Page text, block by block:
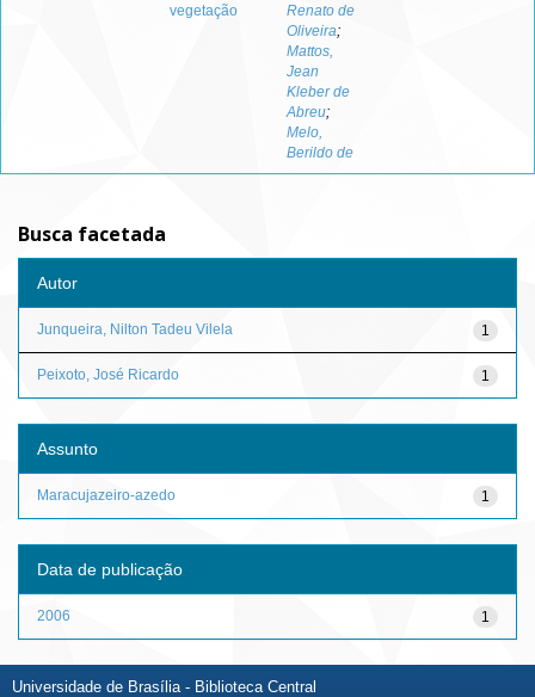
vegetação
Renato de
Oliveira;
Mattos,
Jean
Kleber de
Abreu;
Melo,
Berildo de
Busca facetada
Autor
1
Junqueira, Nilton Tadeu Vilela
1
Peixoto, José Ricardo
Assunto
1
Maracujazeiro-azedo
Data de publicação
1
2006
Universidade de Brasília - Biblioteca Central